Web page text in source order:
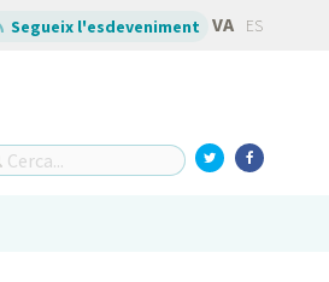
Segueix l'esdeveniment VA ES